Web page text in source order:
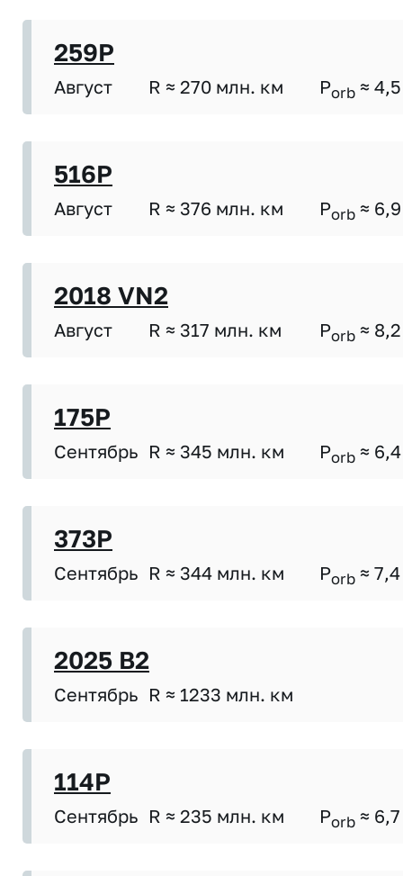
259P
Август R ≈ 270 млн. км Porb ≈ 4,5
516P
Август R ≈ 376 млн. км Porb ≈ 6,9
2018 VN2
Август R ≈ 317 млн. км Porb ≈ 8,2
175P
Сентябрь R ≈ 345 млн. км Porb ≈ 6,4
373P
Сентябрь R ≈ 344 млн. км Porb ≈ 7,4
2025 B2
Сентябрь R ≈ 1233 млн. км
114P
Сентябрь R ≈ 235 млн. км Porb ≈ 6,7